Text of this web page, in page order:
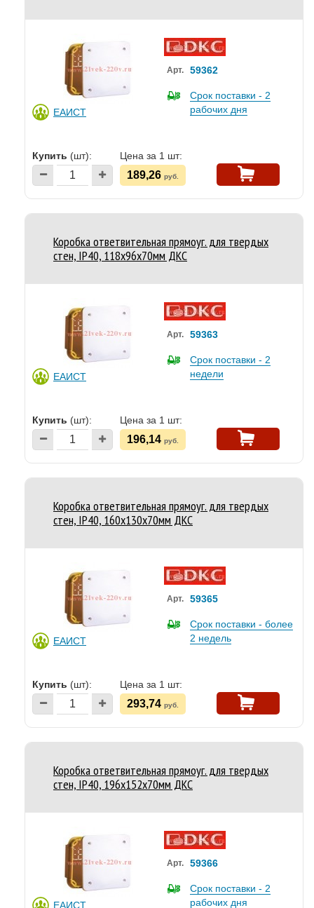
ЕАИСТ
Арт. 59362
Срок поставки - 2
рабочих дня
Купить (шт): Цена за 1 шт:
189,26 руб.
Коробка ответвительная прямоуг. для твердых
стен, IP40, 118х96х70мм ДКС
ЕАИСТ
Арт. 59363
Срок поставки - 2
недели
Купить (шт): Цена за 1 шт:
196,14 руб.
Коробка ответвительная прямоуг. для твердых
стен, IP40, 160х130х70мм ДКС
ЕАИСТ
Арт. 59365
Срок поставки - более
2 недель
Купить (шт): Цена за 1 шт:
293,74 руб.
Коробка ответвительная прямоуг. для твердых
стен, IP40, 196х152х70мм ДКС
ЕАИСТ
Арт. 59366
Срок поставки - 2
рабочих дня